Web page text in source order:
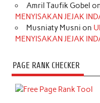
Amril Taufik Gobel
MENYISAKAN JEJAK
Musniaty Musni on
MENYISAKAN JEJAK
PAGE RANK CHECKER